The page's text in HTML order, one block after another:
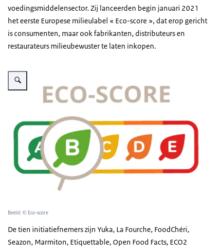
voedingsmiddelensector. Zij lanceerden begin januari 2021
het eerste Europese milieulabel « Eco-score », dat erop gericht
is consumenten, maar ook fabrikanten, distributeurs en
restaurateurs milieubewuster te laten inkopen.
Vergroot afbeelding Eco-score
Beeld: © Eco-score
De tien initiatiefnemers zijn Yuka, La Fourche, FoodChéri,
Seazon, Marmiton, Etiquettable, Open Food Facts, ECO2